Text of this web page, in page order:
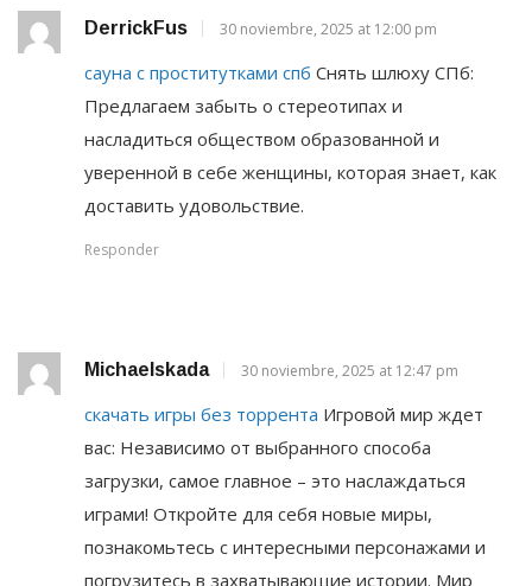
DerrickFus 30 noviembre, 2025 at 12:00 pm
сауна с проститутками спб Снять шлюху СПб:
Предлагаем забыть о стереотипах и
насладиться обществом образованной и
уверенной в себе женщины, которая знает, как
доставить удовольствие.
Responder
Michaelskada 30 noviembre, 2025 at 12:47 pm
скачать игры без торрента Игровой мир ждет
вас: Независимо от выбранного способа
загрузки, самое главное – это наслаждаться
играми! Откройте для себя новые миры,
познакомьтесь с интересными персонажами и
погрузитесь в захватывающие истории. Мир